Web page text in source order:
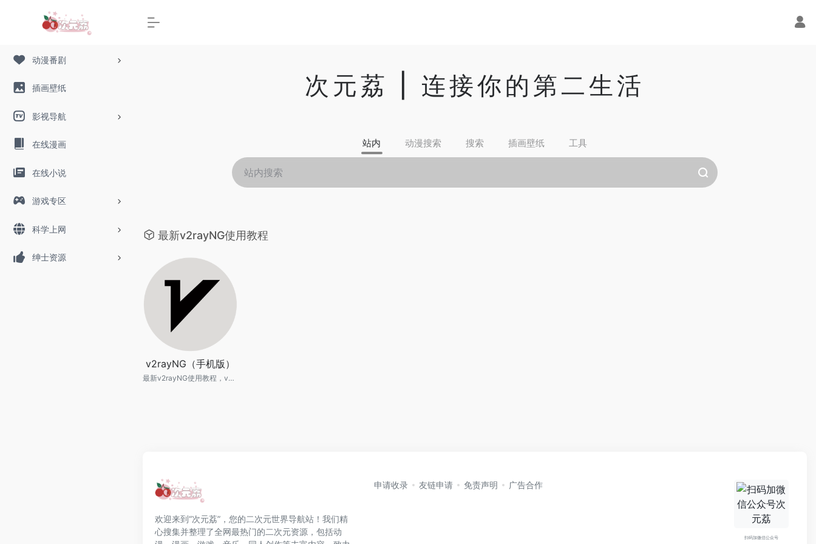
动漫番剧
插画壁纸
影视导航
在线漫画
在线小说
游戏专区
科学上网
绅士资源
次元荔 | 连接你的第二生活
站内 动漫搜索 搜索 插画壁纸 工具
最新v2rayNG使用教程
v2rayNG（手机版）
最新v2rayNG使用教程，v2rayNG配置教程，最新v2rayNG下载，服务器链接教程，v2rayNG客户端使用技巧及配置技巧，v2rayNG从入门到精通。
欢迎来到“次元荔”，您的二次元世界导航站！我们精
心搜集并整理了全网最热门的二次元资源，包括动
申请收录 友链申请 免责声明 广告合作
扫码加微信公众号